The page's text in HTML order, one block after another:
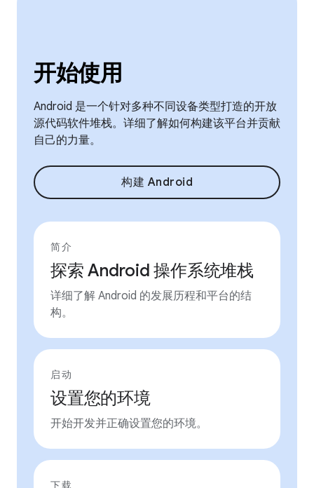
开始使用
Android 是一个针对多种不同设备类型打造的开放
源代码软件堆栈。详细了解如何构建该平台并贡献
自己的力量。
构建 Android
简介
探索 Android 操作系统堆栈
详细了解 Android 的发展历程和平台的结
构。
启动
设置您的环境
开始开发并正确设置您的环境。
下载